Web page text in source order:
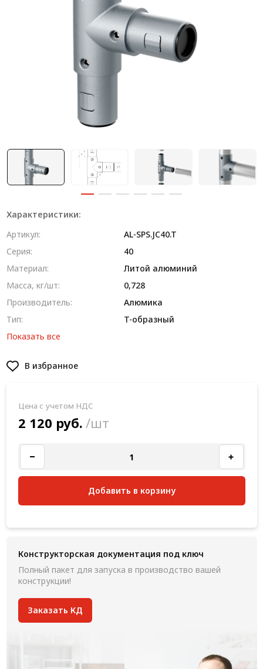
Система V-паза NEW!
Алюминиевые промышленные ограждения
Алюминиевая промышленная мебель
Радиаторный алюминиевый профиль NEW!
Лист алюминиевый
Метрический крепеж
Конструкции из профиля
Услуги дополнительной обработки профиля
Характеристики:
Артикул:
AL-SPS.JC40.T
Серия:
40
Материал:
Литой алюминий
Масса, кг/шт:
0,728
Производитель:
Алюмика
Тип:
T-образный
Показать все
В избранное
Цена с учетом НДС
2 120 руб. /шт
Добавить в корзину
Конструкторская документация под ключ
Полный пакет для запуска в производство вашей
конструкции!
Заказать КД